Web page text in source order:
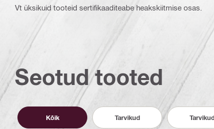
Vt üksikuid tooteid sertifikaaditeabe heakskiitmise osas.
Seotud tooted
Kõik Tarvikud